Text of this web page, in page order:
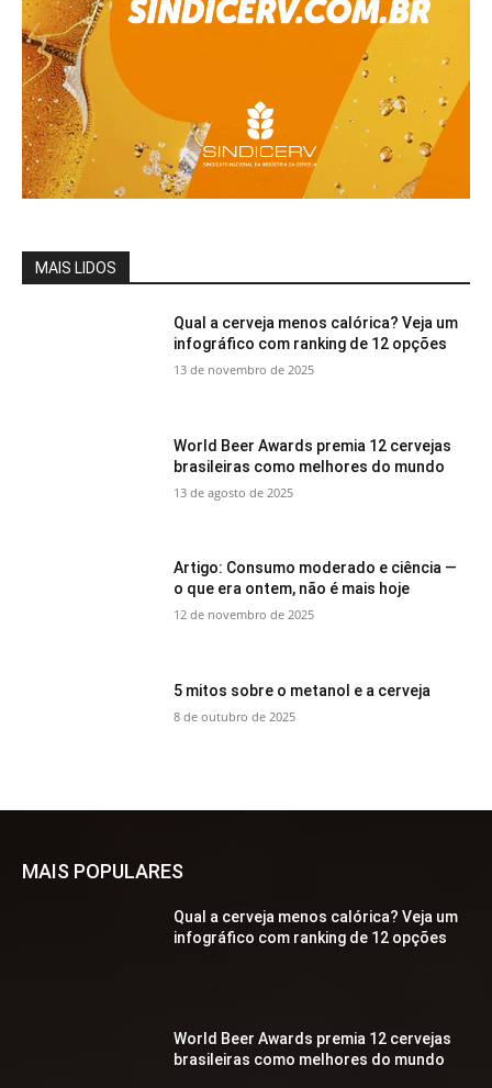
MAIS LIDOS
Qual a cerveja menos calórica? Veja um
infográfico com ranking de 12 opções
13 de novembro de 2025
World Beer Awards premia 12 cervejas
brasileiras como melhores do mundo
13 de agosto de 2025
Artigo: Consumo moderado e ciência —
o que era ontem, não é mais hoje
12 de novembro de 2025
5 mitos sobre o metanol e a cerveja
8 de outubro de 2025
MAIS POPULARES
Qual a cerveja menos calórica? Veja um
infográfico com ranking de 12 opções
World Beer Awards premia 12 cervejas
brasileiras como melhores do mundo